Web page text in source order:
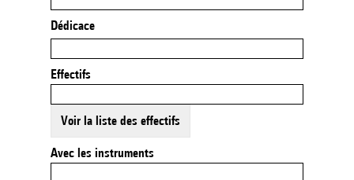
Dédicace
Effectifs
Voir la liste des effectifs
Avec les instruments